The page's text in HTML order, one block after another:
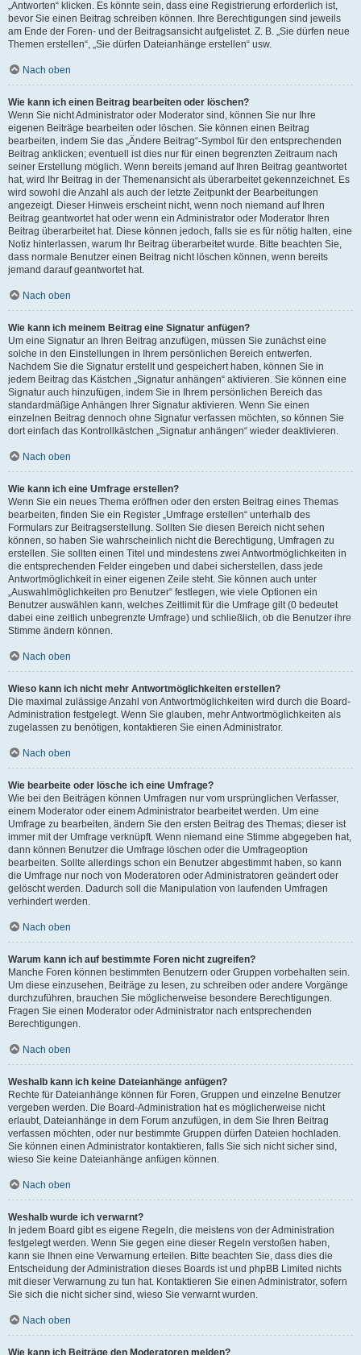
„Antworten“ klicken. Es könnte sein, dass eine Registrierung erforderlich ist,
bevor Sie einen Beitrag schreiben können. Ihre Berechtigungen sind jeweils
am Ende der Foren- und der Beitragsansicht aufgelistet. Z. B. „Sie dürfen neue
Themen erstellen“, „Sie dürfen Dateianhänge erstellen“ usw.
Nach oben
Wie kann ich einen Beitrag bearbeiten oder löschen?
Wenn Sie nicht Administrator oder Moderator sind, können Sie nur Ihre
eigenen Beiträge bearbeiten oder löschen. Sie können einen Beitrag
bearbeiten, indem Sie das „Ändere Beitrag“-Symbol für den entsprechenden
Beitrag anklicken; eventuell ist dies nur für einen begrenzten Zeitraum nach
seiner Erstellung möglich. Wenn bereits jemand auf Ihren Beitrag geantwortet
hat, wird Ihr Beitrag in der Themenansicht als überarbeitet gekennzeichnet. Es
wird sowohl die Anzahl als auch der letzte Zeitpunkt der Bearbeitungen
angezeigt. Dieser Hinweis erscheint nicht, wenn noch niemand auf Ihren
Beitrag geantwortet hat oder wenn ein Administrator oder Moderator Ihren
Beitrag überarbeitet hat. Diese können jedoch, falls sie es für nötig halten, eine
Notiz hinterlassen, warum Ihr Beitrag überarbeitet wurde. Bitte beachten Sie,
dass normale Benutzer einen Beitrag nicht löschen können, wenn bereits
jemand darauf geantwortet hat.
Nach oben
Wie kann ich meinem Beitrag eine Signatur anfügen?
Um eine Signatur an Ihren Beitrag anzufügen, müssen Sie zunächst eine
solche in den Einstellungen in Ihrem persönlichen Bereich entwerfen.
Nachdem Sie die Signatur erstellt und gespeichert haben, können Sie in
jedem Beitrag das Kästchen „Signatur anhängen“ aktivieren. Sie können eine
Signatur auch hinzufügen, indem Sie in Ihrem persönlichen Bereich das
standardmäßige Anhängen Ihrer Signatur aktivieren. Wenn Sie einen
einzelnen Beitrag dennoch ohne Signatur verfassen möchten, so können Sie
dort einfach das Kontrollkästchen „Signatur anhängen“ wieder deaktivieren.
Nach oben
Wie kann ich eine Umfrage erstellen?
Wenn Sie ein neues Thema eröffnen oder den ersten Beitrag eines Themas
bearbeiten, finden Sie ein Register „Umfrage erstellen“ unterhalb des
Formulars zur Beitragserstellung. Sollten Sie diesen Bereich nicht sehen
können, so haben Sie wahrscheinlich nicht die Berechtigung, Umfragen zu
erstellen. Sie sollten einen Titel und mindestens zwei Antwortmöglichkeiten in
die entsprechenden Felder eingeben und dabei sicherstellen, dass jede
Antwortmöglichkeit in einer eigenen Zeile steht. Sie können auch unter
„Auswahlmöglichkeiten pro Benutzer“ festlegen, wie viele Optionen ein
Benutzer auswählen kann, welches Zeitlimit für die Umfrage gilt (0 bedeutet
dabei eine zeitlich unbegrenzte Umfrage) und schließlich, ob die Benutzer ihre
Stimme ändern können.
Nach oben
Wieso kann ich nicht mehr Antwortmöglichkeiten erstellen?
Die maximal zulässige Anzahl von Antwortmöglichkeiten wird durch die Board-
Administration festgelegt. Wenn Sie glauben, mehr Antwortmöglichkeiten als
zugelassen zu benötigen, kontaktieren Sie einen Administrator.
Nach oben
Wie bearbeite oder lösche ich eine Umfrage?
Wie bei den Beiträgen können Umfragen nur vom ursprünglichen Verfasser,
einem Moderator oder einem Administrator bearbeitet werden. Um eine
Umfrage zu bearbeiten, ändern Sie den ersten Beitrag des Themas; dieser ist
immer mit der Umfrage verknüpft. Wenn niemand eine Stimme abgegeben hat,
dann können Benutzer die Umfrage löschen oder die Umfrageoption
bearbeiten. Sollte allerdings schon ein Benutzer abgestimmt haben, so kann
die Umfrage nur noch von Moderatoren oder Administratoren geändert oder
gelöscht werden. Dadurch soll die Manipulation von laufenden Umfragen
verhindert werden.
Nach oben
Warum kann ich auf bestimmte Foren nicht zugreifen?
Manche Foren können bestimmten Benutzern oder Gruppen vorbehalten sein.
Um diese einzusehen, Beiträge zu lesen, zu schreiben oder andere Vorgänge
durchzuführen, brauchen Sie möglicherweise besondere Berechtigungen.
Fragen Sie einen Moderator oder Administrator nach entsprechenden
Berechtigungen.
Nach oben
Weshalb kann ich keine Dateianhänge anfügen?
Rechte für Dateianhänge können für Foren, Gruppen und einzelne Benutzer
vergeben werden. Die Board-Administration hat es möglicherweise nicht
erlaubt, Dateianhänge in dem Forum anzufügen, in dem Sie Ihren Beitrag
verfassen möchten, oder nur bestimmte Gruppen dürfen Dateien hochladen.
Sie können einen Administrator kontaktieren, falls Sie sich nicht sicher sind,
wieso Sie keine Dateianhänge anfügen können.
Nach oben
Weshalb wurde ich verwarnt?
In jedem Board gibt es eigene Regeln, die meistens von der Administration
festgelegt werden. Wenn Sie gegen eine dieser Regeln verstoßen haben,
kann sie Ihnen eine Verwarnung erteilen. Bitte beachten Sie, dass dies die
Entscheidung der Administration dieses Boards ist und phpBB Limited nichts
mit dieser Verwarnung zu tun hat. Kontaktieren Sie einen Administrator, sofern
Sie sich die nicht sicher sind, wieso Sie verwarnt wurden.
Nach oben
Wie kann ich Beiträge den Moderatoren melden?